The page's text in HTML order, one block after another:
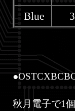
Blue
秋月電子で1